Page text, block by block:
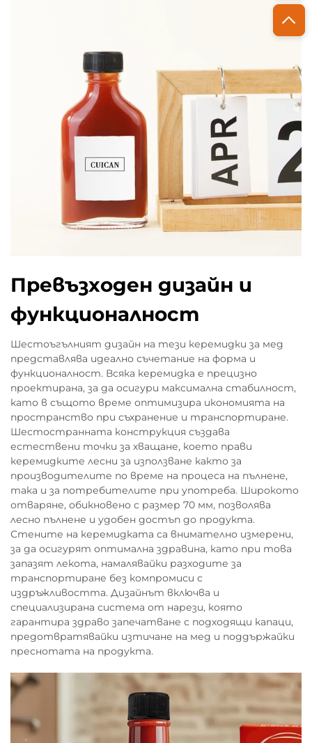
Превъзходен дизайн и
функционалност
Шестоъгълният дизайн на тези керемидки за мед
представлява идеално съчетание на форма и
функционалност. Всяка керемидка е прецизно
проектирана, за да осигури максимална стабилност,
като в същото време оптимизира икономията на
пространство при съхранение и транспортиране.
Шестостранната конструкция създава
естествени точки за хващане, което прави
керемидките лесни за използване както за
производителите по време на процеса на пълнене,
така и за потребителите при употреба. Широкото
отваряне, обикновено с размер 70 мм, позволява
лесно пълнене и удобен достъп до продукта.
Стените на керемидката са внимателно измерени,
за да осигурят оптимална здравина, като при това
запазят лекота, намалявайки разходите за
транспортиране без компромиси с
издръжливостта. Дизайнът включва и
специализирана система от нарези, която
гарантира здраво запечатване с подходящи капаци,
предотвратявайки изтичане на мед и поддържайки
преснотата на продукта.